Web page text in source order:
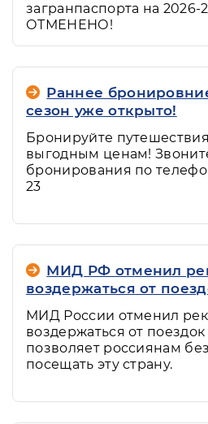
загранпаспорта на 2026-
ОТМЕНЕНО!
Раннее
сезон уже открыто!
Бронируйте
выгодным ценам!
бронирования по
23
МИД РФ отменил
воздержаться от
МИД России отменил
воздержаться от
позволяет россиянам
посещать эту страну.